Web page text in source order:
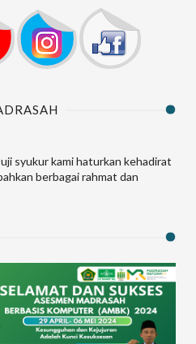
syukur kami haturkan kehadirat
berbagai rahmat dan